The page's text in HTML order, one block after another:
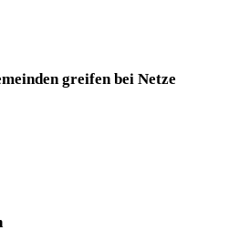
greifen bei Netze